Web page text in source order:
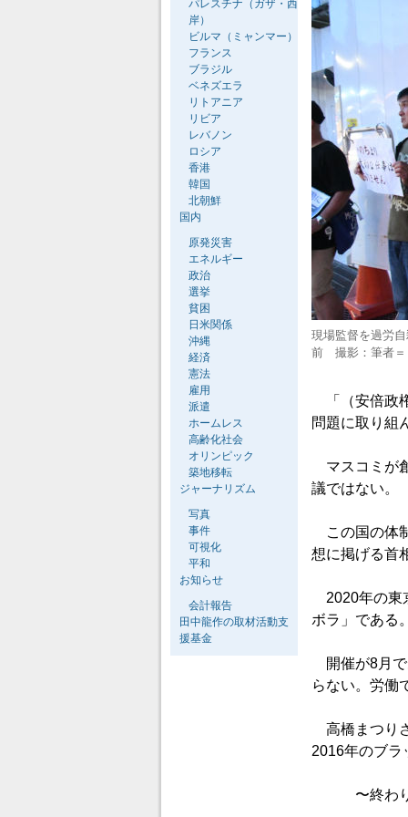
現場監督を過労
前 撮影：筆者＝
「（安倍政
問題に取り組
マスコミが
議ではない。
この国の体
想に掲げる首
2020年の東
ボラ」である
開催が8月で
らない。労働
高橋まつり
2016年のブラ
〜終わ
パレスチナ（ガザ・西
岸）
ビルマ（ミャンマー）
フランス
ブラジル
ベネズエラ
リトアニア
リビア
レバノン
ロシア
香港
韓国
北朝鮮
国内
原発災害
エネルギー
政治
選挙
貧困
日米関係
沖縄
経済
憲法
雇用
派遣
ホームレス
高齢化社会
オリンピック
築地移転
ジャーナリズム
写真
事件
可視化
平和
お知らせ
会計報告
田中龍作の取材活動支
援基金